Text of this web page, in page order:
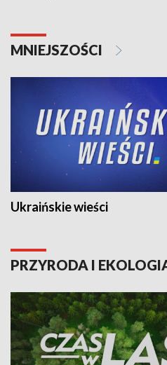
MNIEJSZOŚCI
Ukraińskie wieści
PRZYRODA I